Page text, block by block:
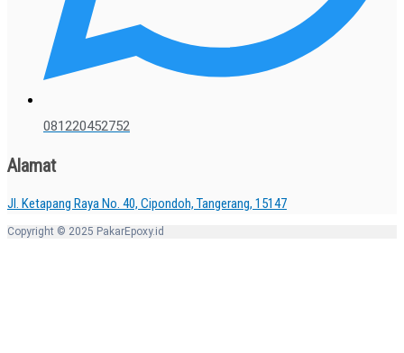
081220452752
Alamat
Jl. Ketapang Raya No. 40, Cipondoh, Tangerang, 15147
Copyright © 2025 PakarEpoxy.id